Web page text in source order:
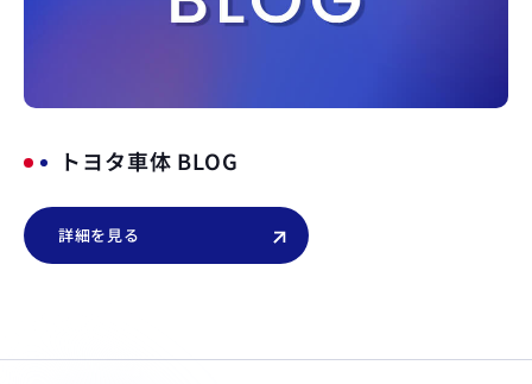
トヨタ車体 BLOG
詳細を見る